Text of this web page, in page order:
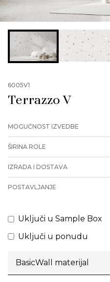
6005V1
Terrazzo V
MOGUĆNOST IZVEDBE
ŠIRINA ROLE
IZRADA I DOSTAVA
POSTAVLJANJE
Uključi u Sample Box
Uključi u ponudu